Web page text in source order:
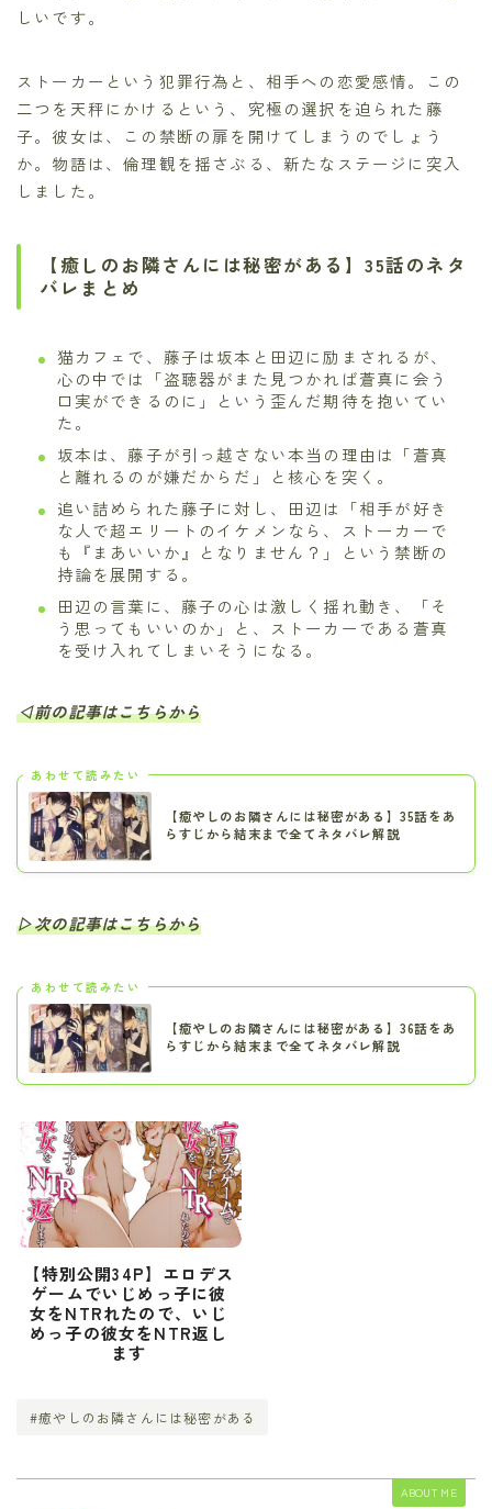
しいです。
ストーカーという犯罪行為と、相手への恋愛感情。この
二つを天秤にかけるという、究極の選択を迫られた藤
子。彼女は、この禁断の扉を開けてしまうのでしょう
か。物語は、倫理観を揺さぶる、新たなステージに突入
しました。
【癒しのお隣さんには秘密がある】35話のネタ
バレまとめ
猫カフェで、藤子は坂本と田辺に励まされるが、
心の中では「盗聴器がまた見つかれば蒼真に会う
口実ができるのに」という歪んだ期待を抱いてい
た。
坂本は、藤子が引っ越さない本当の理由は「蒼真
と離れるのが嫌だからだ」と核心を突く。
追い詰められた藤子に対し、田辺は「相手が好き
な人で超エリートのイケメンなら、ストーカーで
も『まあいいか』となりません？」という禁断の
持論を展開する。
田辺の言葉に、藤子の心は激しく揺れ動き、「そ
う思ってもいいのか」と、ストーカーである蒼真
を受け入れてしまいそうになる。
◁前の記事はこちらから
あわせて読みたい
【癒やしのお隣さんには秘密がある】35話をあ
らすじから結末まで全てネタバレ解説
▷次の記事はこちらから
あわせて読みたい
【癒やしのお隣さんには秘密がある】36話をあ
らすじから結末まで全てネタバレ解説
【特別公開34P】エロデス
ゲームでいじめっ子に彼
女をNTRれたので、いじ
めっ子の彼女をNTR返し
ます
#癒やしのお隣さんには秘密がある
ABOUT ME